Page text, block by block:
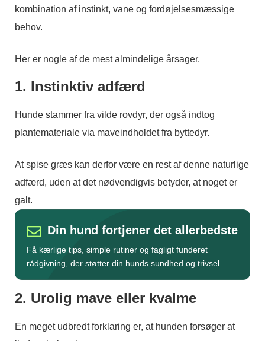
kombination af instinkt, vane og fordøjelsesmæssige
behov.
Her er nogle af de mest almindelige årsager.
1. Instinktiv adfærd
Hunde stammer fra vilde rovdyr, der også indtog
plantemateriale via maveindholdet fra byttedyr.
At spise græs kan derfor være en rest af denne naturlige
adfærd, uden at det nødvendigvis betyder, at noget er
galt.
Din hund fortjener det allerbedste
Få kærlige tips, simple rutiner og fagligt funderet
rådgivning, der støtter din hunds sundhed og trivsel.
2. Urolig mave eller kvalme
En meget udbredt forklaring er, at hunden forsøger at